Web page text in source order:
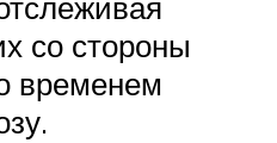
со стороны
временем